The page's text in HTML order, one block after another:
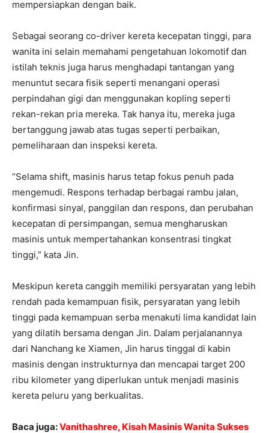
mempersiapkan dengan baik.
Sebagai seorang co-driver kereta kecepatan tinggi, para
wanita ini selain memahami pengetahuan lokomotif dan
istilah teknis juga harus menghadapi tantangan yang
menuntut secara fisik seperti menangani operasi
perpindahan gigi dan menggunakan kopling seperti
rekan-rekan pria mereka. Tak hanya itu, mereka juga
bertanggung jawab atas tugas seperti perbaikan,
pemeliharaan dan inspeksi kereta.
“Selama shift, masinis harus tetap fokus penuh pada
mengemudi. Respons terhadap berbagai rambu jalan,
konfirmasi sinyal, panggilan dan respons, dan perubahan
kecepatan di persimpangan, semua mengharuskan
masinis untuk mempertahankan konsentrasi tingkat
tinggi,” kata Jin.
Meskipun kereta canggih memiliki persyaratan yang lebih
rendah pada kemampuan fisik, persyaratan yang lebih
tinggi pada kemampuan serba menakuti lima kandidat lain
yang dilatih bersama dengan Jin. Dalam perjalanannya
dari Nanchang ke Xiamen, Jin harus tinggal di kabin
masinis dengan instrukturnya dan mencapai target 200
ribu kilometer yang diperlukan untuk menjadi masinis
kereta peluru yang berkualitas.
Baca juga:Vanithashree, Kisah Masinis Wanita Sukses